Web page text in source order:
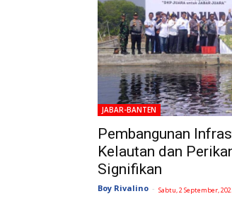
JABAR-BANTEN
Pembangunan
Kelautan dan
Signifikan
Boy Rivalino - Sabtu, 2 September,